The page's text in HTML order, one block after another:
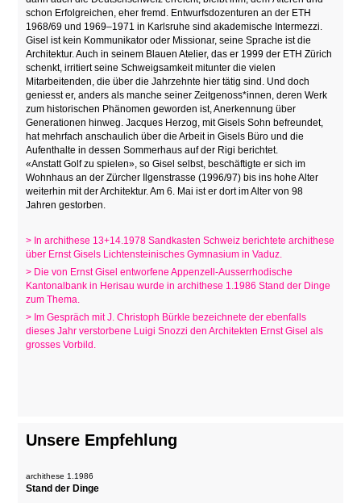
schon Erfolgreichen, eher fremd. Entwurfsdozenturen an der ETH
1968/69 und 1969–1971 in Karlsruhe sind akademische Intermezzi.
Gisel ist kein Kommunikator oder Missionar, seine Sprache ist die
Architektur. Auch in seinem Blauen Atelier, das er 1999 der ETH Zürich
schenkt, irritiert seine Schweigsamkeit mitunter die vielen
Mitarbeitenden, die über die Jahrzehnte hier tätig sind. Und doch
geniesst er, anders als manche seiner Zeitgenoss*innen, deren Werk
zum historischen Phänomen geworden ist, Anerkennung über
Generationen hinweg. Jacques Herzog, mit Gisels Sohn befreundet,
hat mehrfach anschaulich über die Arbeit in Gisels Büro und die
Aufenthalte in dessen Sommerhaus auf der Rigi berichtet.
«Anstatt Golf zu spielen», so Gisel selbst, beschäftigte er sich im
Wohnhaus an der Zürcher Ilgenstrasse (1996/97) bis ins hohe Alter
weiterhin mit der Architektur. Am 6. Mai ist er dort im Alter von 98
Jahren gestorben.
> In archithese 13+14.1978 Sandkasten Schweiz berichtete archithese
über Ernst Gisels Lichtensteinisches Gymnasium in Vaduz.
> Die von Ernst Gisel entworfene Appenzell-Ausserrhodische
Kantonalbank in Herisau wurde in archithese 1.1986 Stand der Dinge
zum Thema.
> Im Gespräch mit J. Christoph Bürkle bezeichnete der ebenfalls
dieses Jahr verstorbene Luigi Snozzi den Architekten Ernst Gisel als
grosses Vorbild.
Unsere Empfehlung
archithese 1.1986
Stand der Dinge